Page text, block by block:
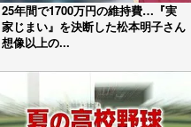
25年間で1700万円の維持費…『実
家じまい』を決断した松本明子さん
想像以上の...